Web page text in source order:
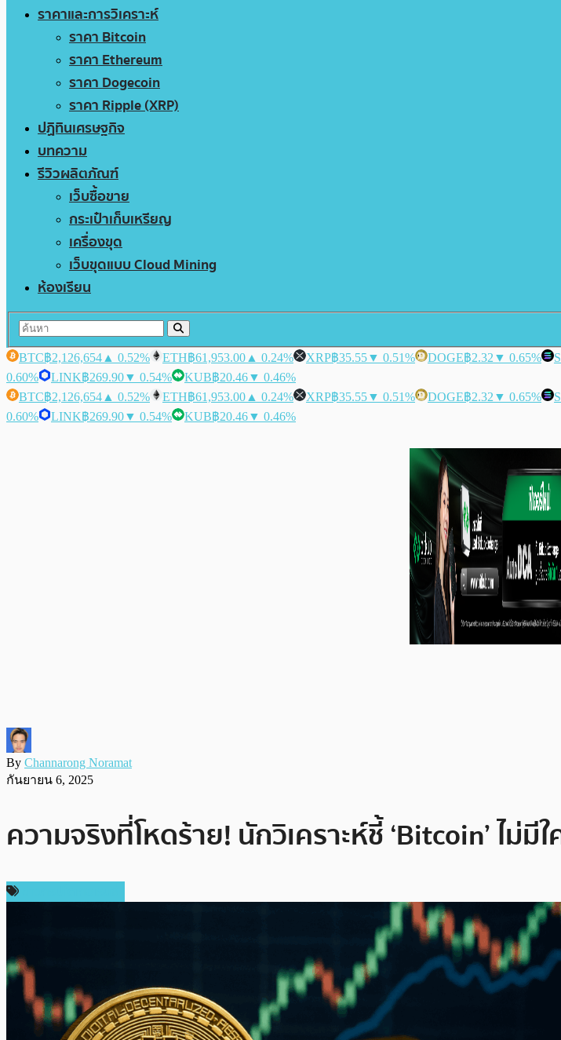
ราคาและการวิเคราะห์
ราคา Bitcoin
ราคา Ethereum
ราคา Dogecoin
ราคา Ripple (XRP)
ปฏิทินเศรษฐกิจ
บทความ
รีวิวผลิตภัณฑ์
เว็บซื้อขาย
กระเป๋าเก็บเหรียญ
เครื่องขุด
เว็บขุดแบบ Cloud Mining
ห้องเรียน
BTC฿2,126,654 ▲ 0.52% ETH฿61,953.00 ▲ 0.24% XRP฿35.55▼ 0.51% DOGE฿2.32 ▼ 0.65%
0.60%
LINK฿269.90▼ 0.54% KUB฿20.46▼ 0.46%
BTC฿2,126,654 ▲ 0.52% ETH฿61,953.00 ▲ 0.24% XRP฿35.55▼ 0.51% DOGE฿2.32 ▼ 0.65%
0.60%
LINK฿269.90▼ 0.54% KUB฿20.46▼ 0.46%
By Channarong Noramat
กันยายน 6, 2025
ความจริงที่โหดร้าย! นักวิเคราะห์ชี้ ‘Bitcoin’ ไ